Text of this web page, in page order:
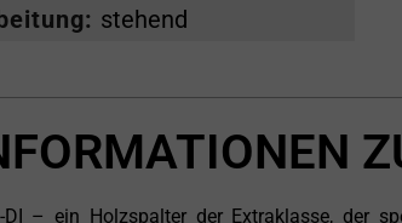
stehend
DI – ein Holzspalter der Extraklasse, der